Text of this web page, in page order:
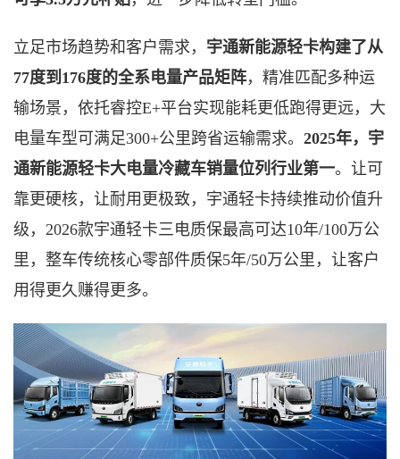
立足市场趋势和客户需求， 宇通新能源轻卡构建了从
77度到176度的全系电量产品矩阵，精准匹配多种运
输场景，依托睿控E+平台实现能耗更低跑得更远，大
电量车型可满足300+公里跨省运输需求。 2025年，宇
通新能源轻卡大电量冷藏车销量位列行业第一。让可
靠更硬核，让耐用更极致，宇通轻卡持续推动价值升
级， 2026款宇通轻卡三电质保最高可达10年/100万公
里，整车传统核心零部件质保5年/50万公里，让客户
用得更久赚得更多。